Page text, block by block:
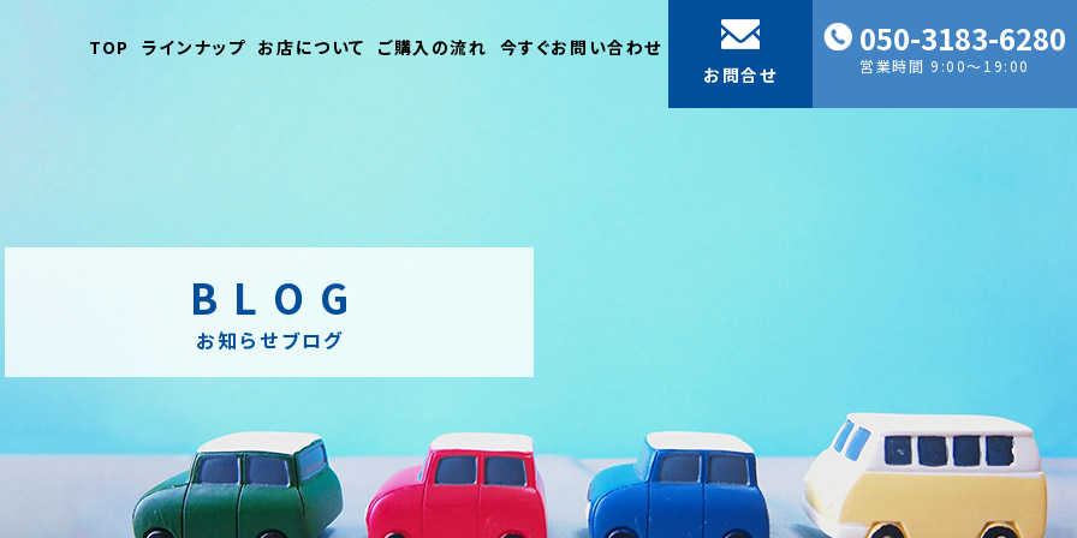
TOP ラインナップ お店について ご購入の流れ 今すぐお問い合わせ
お問合せ
050-3183-6280
営業時間 9:00～19:00
BLOG
お知らせブログ